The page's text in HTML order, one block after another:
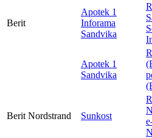
Berit
Apotek 1
Inforama
Sandvika
Apotek 1
Sandvika
Berit Nordstrand Sunkost